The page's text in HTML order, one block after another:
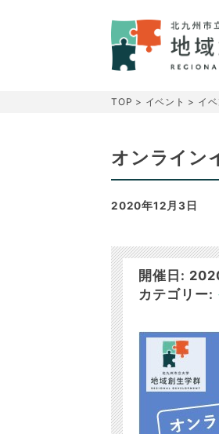
TOP > イベント > イベ
オンライン
2020年12月3日
開催日:
カテゴリー: